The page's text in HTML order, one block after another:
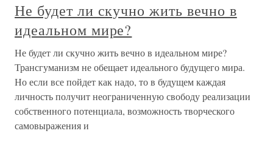
Не будет ли скучно жить вечно в
идеальном мире?
Не будет ли скучно жить вечно в идеальном мире?
Трансгуманизм не обещает идеального будущего мира.
Но если все пойдет как надо, то в будущем каждая
личность получит неограниченную свободу реализации
собственного потенциала, возможность творческого
самовыражения и